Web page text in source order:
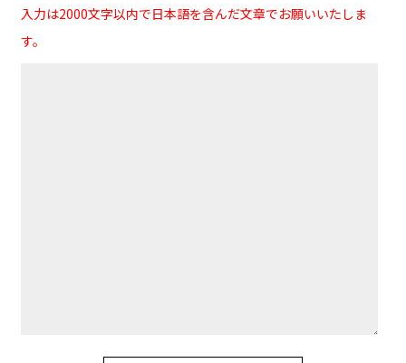
入力は2000文字以内で日本語を含んだ文章でお願いいたしま
す。